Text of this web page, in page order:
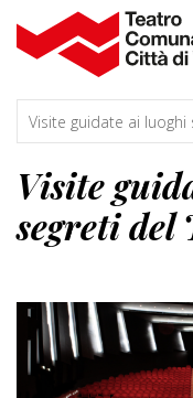
Visite
segreti del